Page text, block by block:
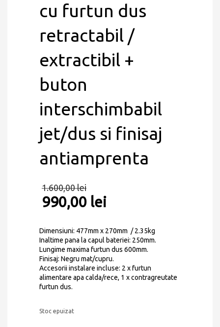
cu furtun dus
retractabil /
extractibil +
buton
interschimbabil
jet/dus si finisaj
antiamprenta
1.600,00lei
990,00 lei
Dimensiuni: 477mm x 270mm / 2.35kg
Inaltime pana la capul bateriei: 250mm.
Lungime maxima furtun dus 600mm.
Finisaj: Negru mat/cupru.
Accesorii instalare incluse: 2 x furtun
alimentare apa calda/rece, 1 x contragreutate
furtun dus.
Stoc epuizat